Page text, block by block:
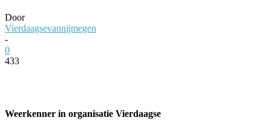
Door
Vierdaagsevannijmegen
-
0
433
Weerkenner in organisatie Vierdaagse